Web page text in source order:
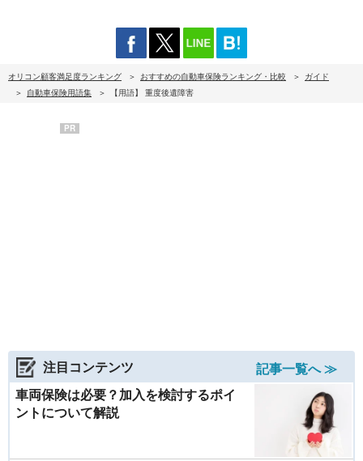
オリコン顧客満足度ランキング おすすめの自動車保険ランキング・比較
ガイド
自動車保険用語集
【用語】 重度後遺障害
PR
注目コンテンツ
記事一覧へ ≫
車両保険は必要？加入を検討するポイ
ントについて解説